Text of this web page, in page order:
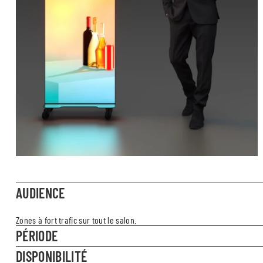
AUDIENCE
Zones à fort trafic sur tout le salon.
PÉRIODE
DISPONIBILITÉ